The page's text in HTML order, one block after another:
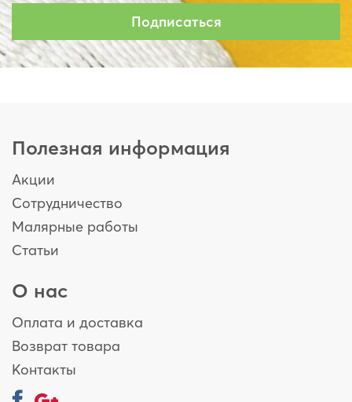
Подписаться
Полезная информация
Акции
Сотрудничество
Малярные работы
Статьи
О нас
Оплата и доставка
Возврат товара
Контакты